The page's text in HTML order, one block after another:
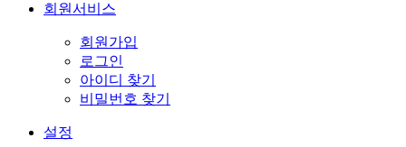
회원서비스
회원가입
로그인
아이디 찾기
비밀번호 찾기
설정